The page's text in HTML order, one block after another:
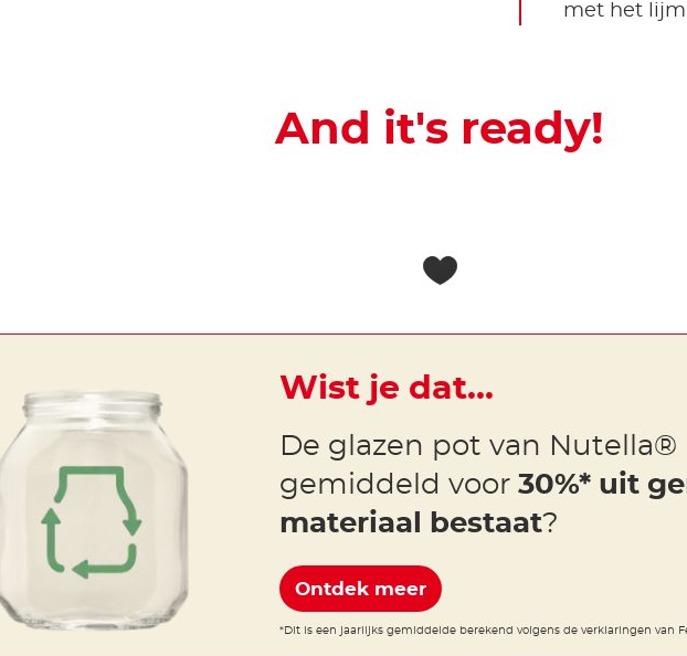
met het
And it's ready!
Wist je dat...
De glazen pot van Nutella®
gemiddeld voor 30%* uit
materiaal bestaat?
Ontdek meer
*Dit is een jaarlijks gemiddelde berekend volgens de verklaringen van